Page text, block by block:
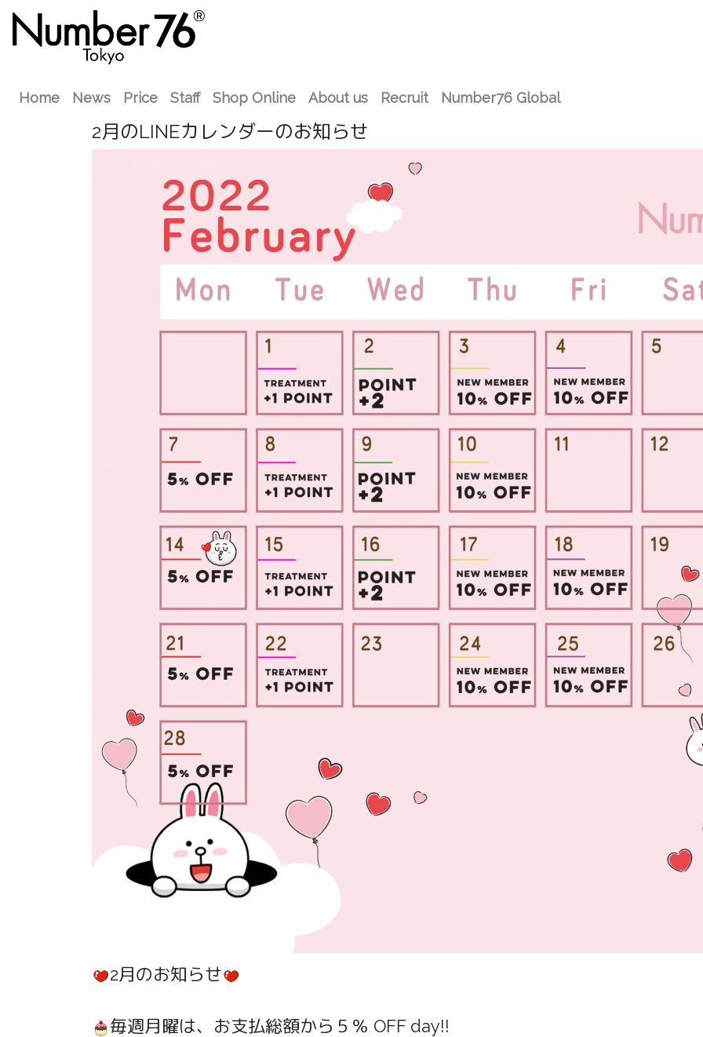
Home News Price Staff Shop Online About us Recruit Number76 Global
2月のLINEカレンダーのお知らせ
2月のお知らせ
毎週月曜は、お支払総額から５％ OFF day!!